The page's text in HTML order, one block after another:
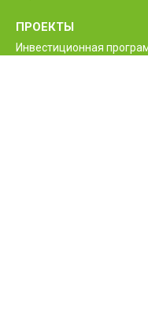
ПРОЕКТЫ
Инвестиционная